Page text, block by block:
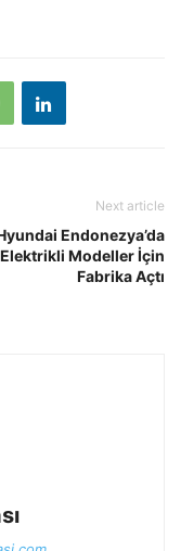
Next article
Endonezya’da
Elektrikli Modeller İçin
Fabrika Açtı